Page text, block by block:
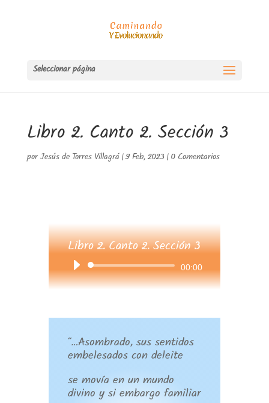
Seleccionar página
Libro 2. Canto 2. Sección 3
por Jesús de Torres Villagrá |9 Feb, 2023 | 0 Comentarios
Libro 2. Canto 2. Sección 3
Reproductor
de
00:00
”…Asombrado, sus sentidos
embelesados con deleite
se movía en un mundo
divino y si embargo familiar